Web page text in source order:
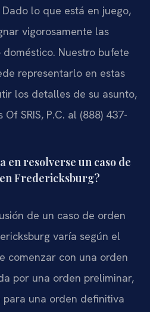
lo que está en juego,
vigorosamente las
Nuestro bufete
representarlo en estas
los detalles de su asunto,
SRIS, P.C. al (888) 437-
en resolverse un caso de
Fredericksburg?
de un caso de orden
varía según el
comenzar con una orden
por una orden preliminar,
una orden definitiva